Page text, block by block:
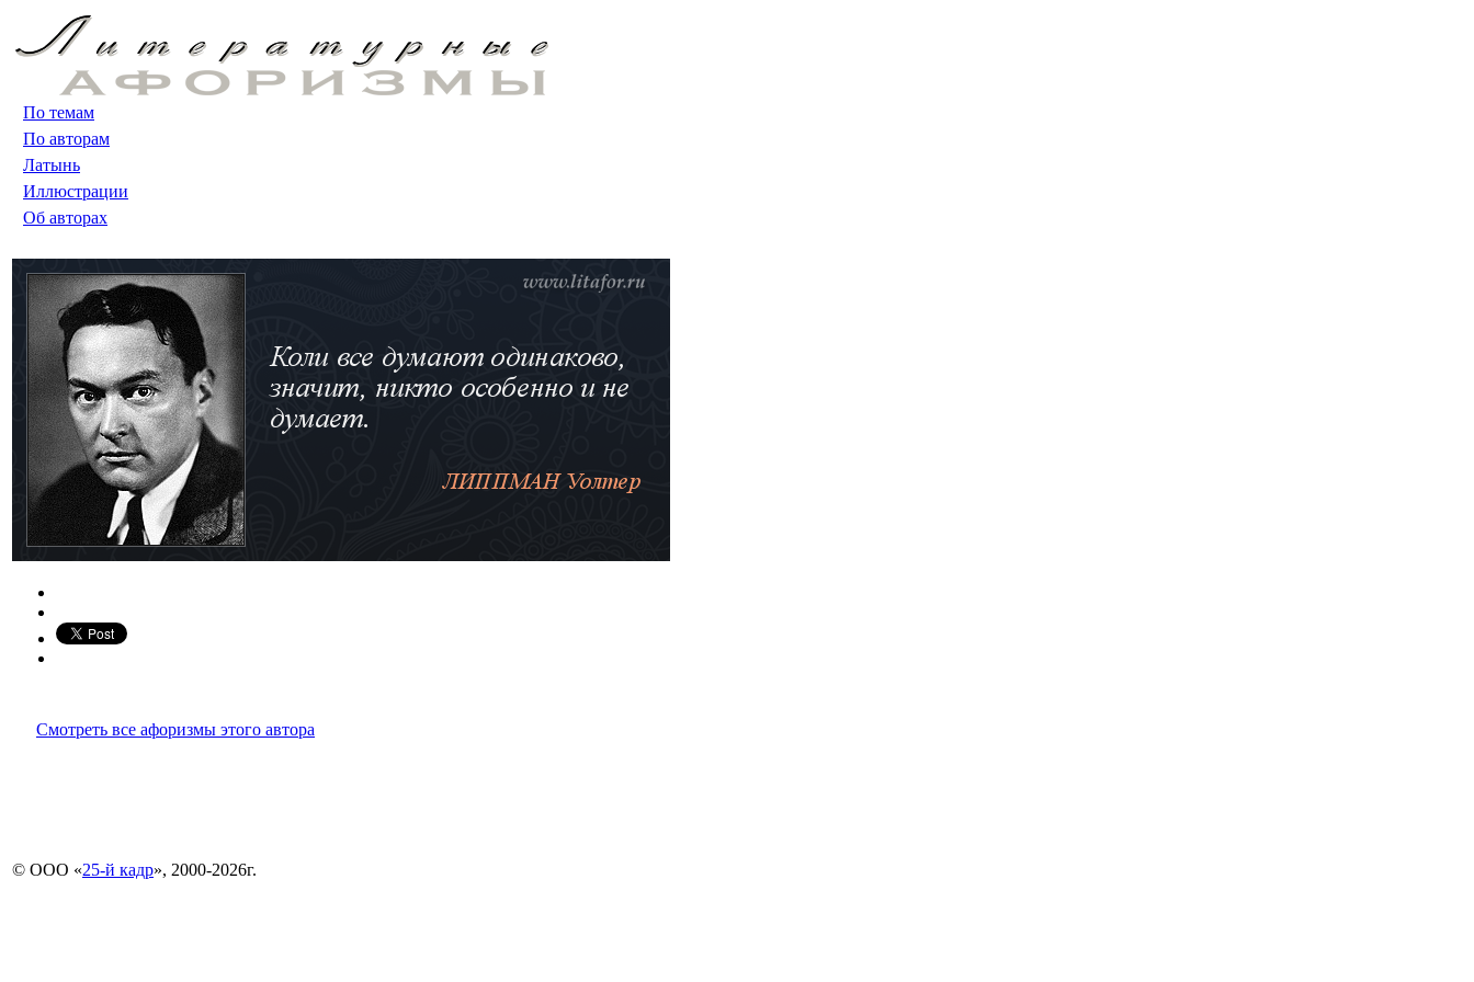
По темам
По авторам
Латынь
Иллюстрации
Об авторах
Смотреть все афоризмы этого автора
© ООО «25-й кадр», 2000-2026г.